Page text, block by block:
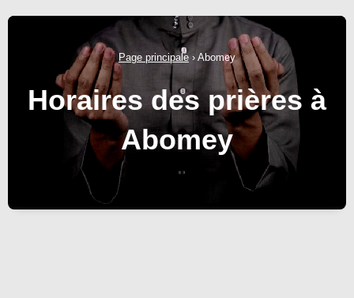
Page principale › Abomey
Horaires des prières à
Abomey